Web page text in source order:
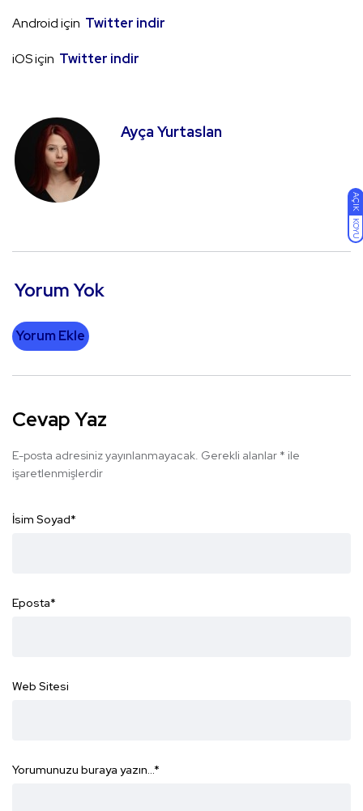
AÇIK
KOYU
Android için Twitter indir
iOS için Twitter indir
Ayça Yurtaslan
Yorum Yok
Yorum Ekle
Cevap Yaz
E-posta adresiniz yayınlanmayacak. Gerekli alanlar * ile
işaretlenmişlerdir
İsim Soyad*
Eposta*
Web Sitesi
Yorumunuzu buraya yazın...*